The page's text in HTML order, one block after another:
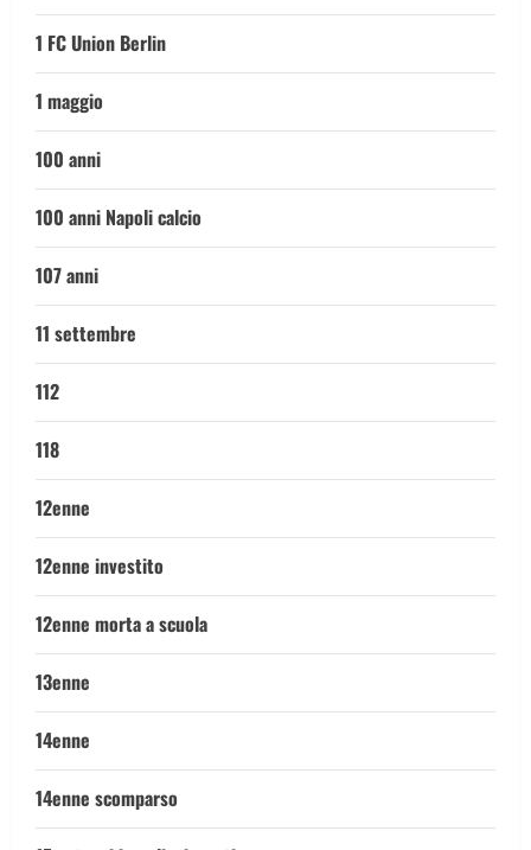
1 FC Union Berlin
1 maggio
100 anni
100 anni Napoli calcio
107 anni
11 settembre
112
118
12enne
12enne investito
12enne morta a scuola
13enne
14enne
14enne scomparso